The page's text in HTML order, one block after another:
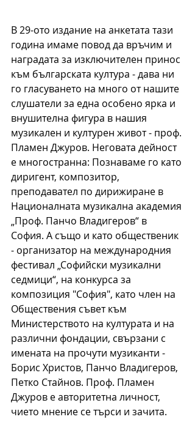
В 29-ото издание на анкетата тази
година имаме повод да връчим и
наградата за изключителен принос
към българската култура - дава ни
го гласуването на много от нашите
слушатели за една особено ярка и
внушителна фигура в нашия
музикален и културен живот - проф.
Пламен Джуров. Неговата дейност
е многостранна: Познаваме го като
диригент, композитор,
преподавател по дирижиране в
Националната музикална академия
„Проф. Панчо Владигеров“ в
София. А също и като общественик
- организатор на международния
фестивал „Софийски музикални
седмици“, на конкурса за
композиция "София", като член на
Обществения съвет към
Министерството на културата и на
различни фондации, свързани с
имената на прочути музиканти -
Борис Христов, Панчо Владигеров,
Петко Стайнов. Проф. Пламен
Джуров е авторитетна личност,
чието мнение се търси и зачита.